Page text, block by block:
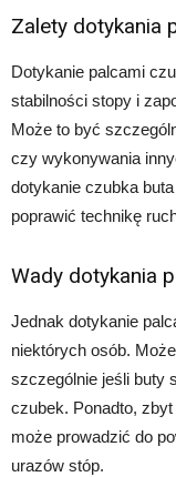
Zalety dotykania
Dotykanie palcami
stabilności stopy i
Może to być
czy wykonywania
dotykanie czubka
poprawić technikę
Wady dotykania
Jednak dotykanie
niektórych osób.
szczególnie jeśli buty
czubek. Ponadto,
może prowadzić do
urazów stóp.